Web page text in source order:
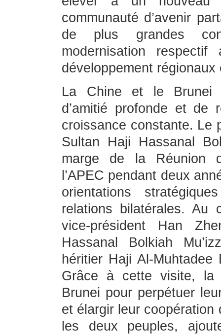
communauté d’avenir
de plus grandes
modernisation
développement régionaux
La Chine et le Brunei
d’amitié profonde et de
croissance constante. Le
Sultan Haji Hassanal
marge de la Réunion
l’APEC pendant deux
orientations
relations bilatérales.
vice-président Han
Hassanal Bolkiah
héritier Haji Al-
Grâce à cette visite, la
Brunei pour perpétuer
et élargir leur coopération
les deux peuples,